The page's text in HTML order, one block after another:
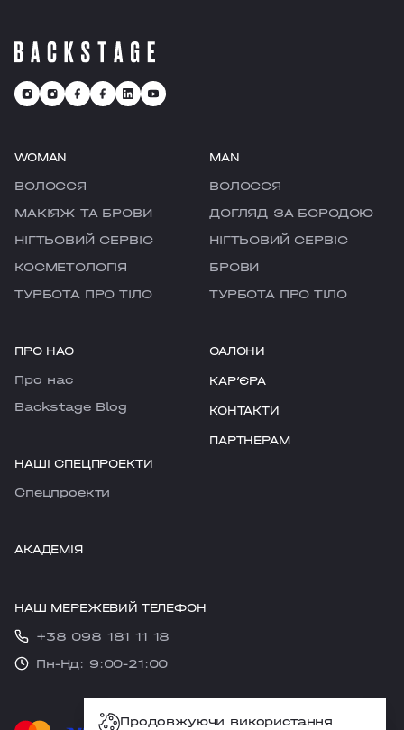
WOMAN
ВОЛОССЯ
МАКІЯЖ ТА БРОВИ
НІГТЬОВИЙ СЕРВІС
КОСМЕТОЛОГІЯ
ТУРБОТА ПРО ТІЛО
MAN
ВОЛОССЯ
ДОГЛЯД ЗА БОРОДОЮ
НІГТЬОВИЙ СЕРВІС
БРОВИ
ТУРБОТА ПРО ТІЛО
ПРО НАС
Про нас
Backstage Blog
НАШІ СПЕЦПРОЕКТИ
Cпецпроекти
САЛОНИ
КАРʼЄРА
КОНТАКТИ
ПАРТНЕРАМ
АКАДЕМІЯ
НАШ МЕРЕЖЕВИЙ ТЕЛЕФОН
+38 098 181 11 18
Пн-Нд: 9:00-21:00
Продовжуючи використання